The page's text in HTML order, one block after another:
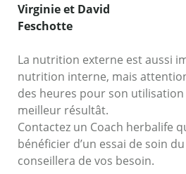
Virginie et David
Feschotte
La nutrition externe est aussi
nutrition interne, mais
des heures pour son utilisation
meilleur résultât.
Contactez un Coach herbalife
bénéficier d’un essai de soin
conseillera de vos besoin.